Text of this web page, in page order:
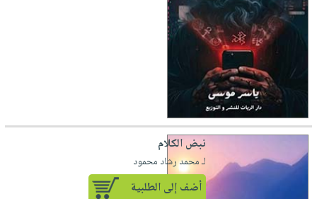
نبض الكلام
لـ محمد رشاد محمود
أضف إلى الطلبية